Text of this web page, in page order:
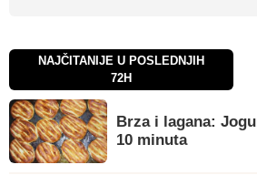
NAJČITANIJE U POSLEDNJIH
72H
Brza i lagana:
10 minuta